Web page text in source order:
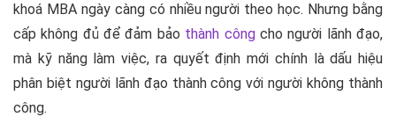
khoá MBA ngày càng có nhiều người theo học. Nhưng bằng
cấp không đủ để đảm bảo thành côngcho người lãnh đạo,
mà kỹ năng làm việc, ra quyết định mới chính là dấu hiệu
phân biệt người lãnh đạo thành công với người không thành
công.